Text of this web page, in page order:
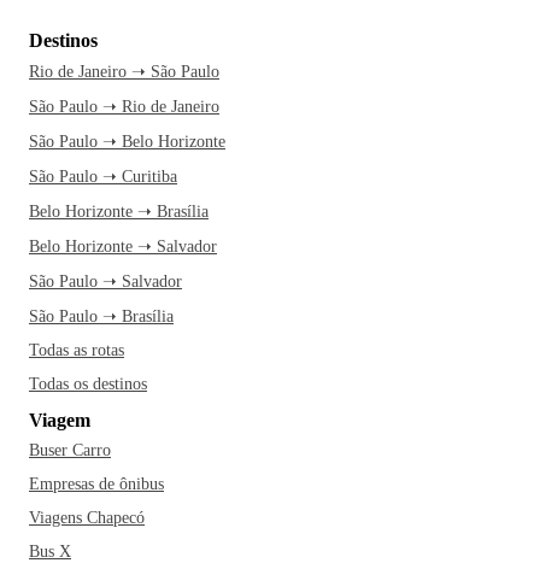
Destinos
Rio de Janeiro ➝ São Paulo
São Paulo ➝ Rio de Janeiro
São Paulo ➝ Belo Horizonte
São Paulo ➝ Curitiba
Belo Horizonte ➝ Brasília
Belo Horizonte ➝ Salvador
São Paulo ➝ Salvador
São Paulo ➝ Brasília
Todas as rotas
Todas os destinos
Viagem
Buser Carro
Empresas de ônibus
Viagens Chapecó
Bus X